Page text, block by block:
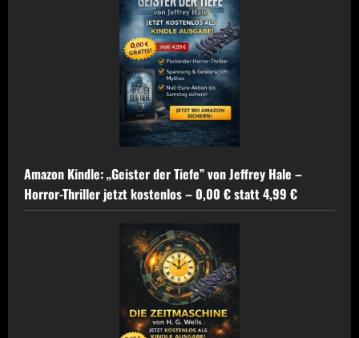
Amazon Kindle: „Geister der Tiefe” von Jeffrey Hale –
Horror-Thriller jetzt kostenlos – 0,00 € statt 4,99 €